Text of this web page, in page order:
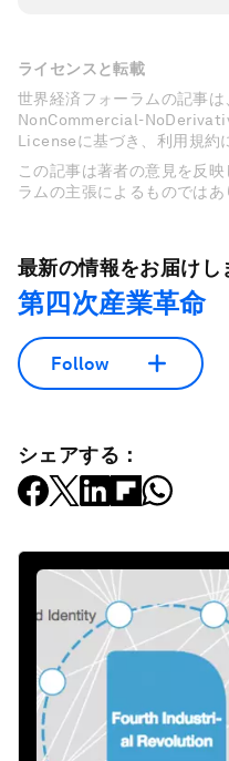
ライセンスと転載
世界経済フォーラムの記事
NonCommercial-
Licenseに基づき、利用規約
この記事は著者の意見を反
ラムの主張によるものではあ
最新の情報をお届けし
第四次産業革命
Follow
シェアする：